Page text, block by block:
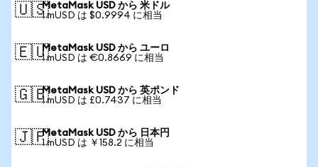
🇺🇸MetaMask USD から 米ドル
1 mUSD は $0.9994 に相当
🇪🇺MetaMask USD から ユーロ
1 mUSD は €0.8669 に相当
🇬🇧MetaMask USD から 英ポンド
1 mUSD は £0.7437 に相当
🇯🇵MetaMask USD から 日本円
1 mUSD は ￥158.2 に相当